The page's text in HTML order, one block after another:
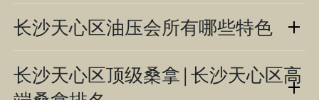
长沙天心区油压会所有哪些特色
长沙天心区顶级桑拿|长沙天心区高